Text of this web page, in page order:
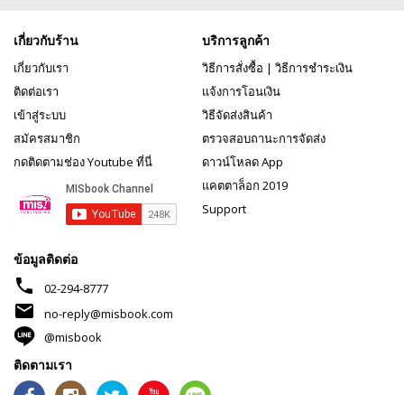
เกี่ยวกับร้าน
เกี่ยวกับเรา
ติดต่อเรา
เข้าสู่ระบบ
สมัครสมาชิก
กดติดตามช่อง Youtube ที่นี่
บริการลูกค้า
วิธีการสั่งซื้อ | วิธีการชำระเงิน
แจ้งการโอนเงิน
วิธีจัดส่งสินค้า
ตรวจสอบถานะการจัดส่ง
ดาวน์โหลด App
แคตตาล็อก 2019
Support
ข้อมูลติดต่อ
phone 02-294-8777
mail
no-reply@misbook.com
@misbook
ติดตามเรา